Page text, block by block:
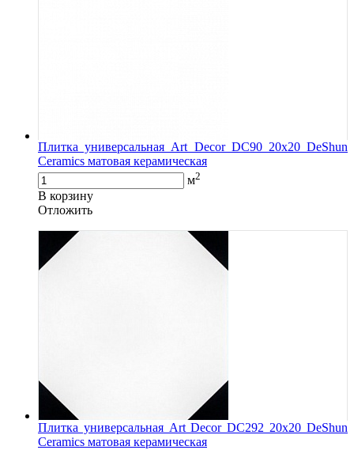
Плитка универсальная Art Decor DC90 20x20 DeShun
Ceramics матовая керамическая
м2
В корзину
Oтложить
Плитка универсальная Art Decor DC292 20x20 DeShun
Ceramics матовая керамическая